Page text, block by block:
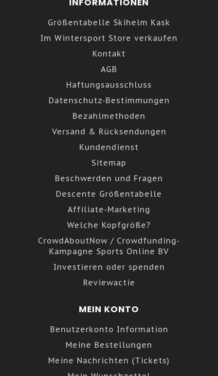
INFORMATIONEN
Größentabelle Skihelm Kask
Im Wintersport Store verkaufen
Kontakt
AGB
Haftungsausschluss
Datenschutz-Bestimmungen
Bezahlmethoden
Versand & Rücksendungen
Kundendienst
Sitemap
Beschwerden und Fragen
Descente Größentabelle
Affiliate-Marketing
Welche Kopfgröße?
CrowdAboutNow / Crowdfunding-
Kampagne Sports Online BV
Investieren oder spenden
Reviewactie
MEIN KONTO
Benutzerkonto Information
Meine Bestellungen
Meine Nachrichten (Tickets)